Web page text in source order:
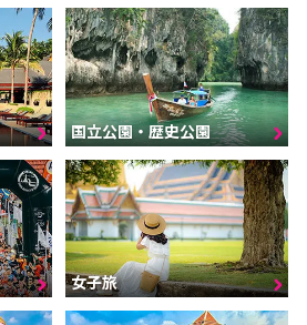
国立公園・歴史公園
女子旅